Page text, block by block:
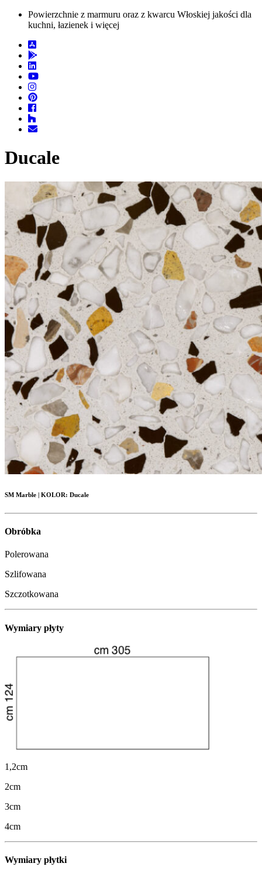
Powierzchnie z marmuru oraz z kwarcu Włoskiej jakości dla
kuchni, łazienek i więcej
Ducale
SM Marble | KOLOR: Ducale
Obróbka
Polerowana
Szlifowana
Szczotkowana
Wymiary płyty
1,2cm
2cm
3cm
4cm
Wymiary płytki